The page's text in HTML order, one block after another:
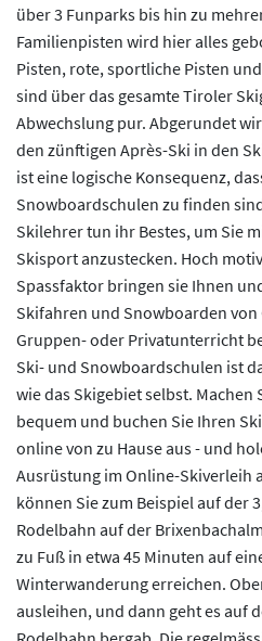
über 3 Funparks bis hin zu
Familienpisten wird hier alles
Pisten, rote, sportliche Pisten
sind über das gesamte Tiroler
Abwechslung pur. Abgerundet
den zünftigen Après-Ski in den
ist eine logische Konsequenz,
Snowboardschulen zu finden
Skilehrer tun ihr Bestes, um Sie
Skisport anzustecken. Hoch
Spassfaktor bringen sie Ihnen
Skifahren und Snowboarden von
Gruppen- oder Privatunterricht
Ski- und Snowboardschulen ist
wie das Skigebiet selbst. Machen
bequem und buchen Sie Ihren
online von zu Hause aus - und
Ausrüstung im Online-Skiverleih
können Sie zum Beispiel auf der
Rodelbahn auf der
zu Fuß in etwa 45 Minuten auf
Winterwanderung erreichen.
ausleihen, und dann geht es auf